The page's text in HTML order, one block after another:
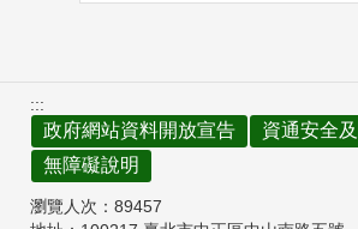
:::
政府網站資料開放宣告
資通安全
無障礙說明
瀏覽人次： 89457